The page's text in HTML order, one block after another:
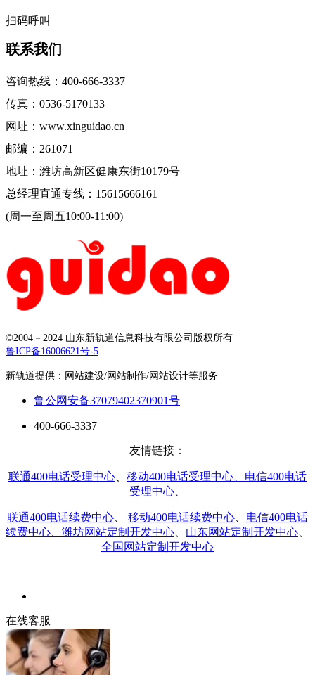
扫码呼叫
联系我们
咨询热线：400-666-3337
传真：0536-5170133
网址：www.xinguidao.cn
邮编：261071
地址：潍坊高新区健康东街10179号
总经理直通专线：15615666161
(周一至周五10:00-11:00)
©2004－2024 山东新轨道信息科技有限公司版权所有
鲁ICP备16006621号-5
新轨道提供：网站建设/网站制作/网站设计等服务
鲁公网安备37079402370901号
400-666-3337
友情链接：
联通400电话受理中心 移动400电话受理中心、 电信400电话
受理中心、
联通400电话续费中心 移动400电话续费中心
电信400电话
续费中心、 潍坊网站定制开发中心 山东网站定制开发中心
全国网站定制开发中心
在线客服